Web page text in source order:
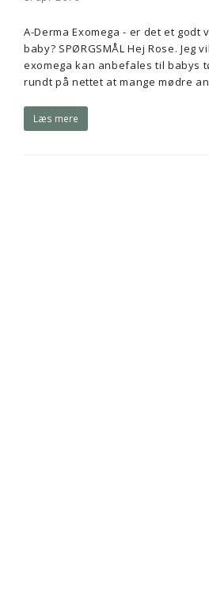
A-Derma Exomega - er det et godt
baby? SPØRGSMÅL Hej Rose. Jeg
exomega kan anbefales til babys
rundt på nettet at mange mødre
Læs mere